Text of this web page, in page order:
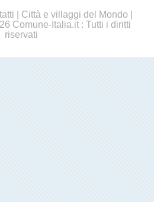
Città e villaggi del Mondo
Comune-Italia.it : Tutti i diritti
riservati